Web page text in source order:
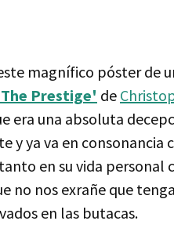
magnífico póster de
Prestige' de
era una absoluta
y ya va en consonancia
en su vida personal
no nos exrañe que
en las butacas.